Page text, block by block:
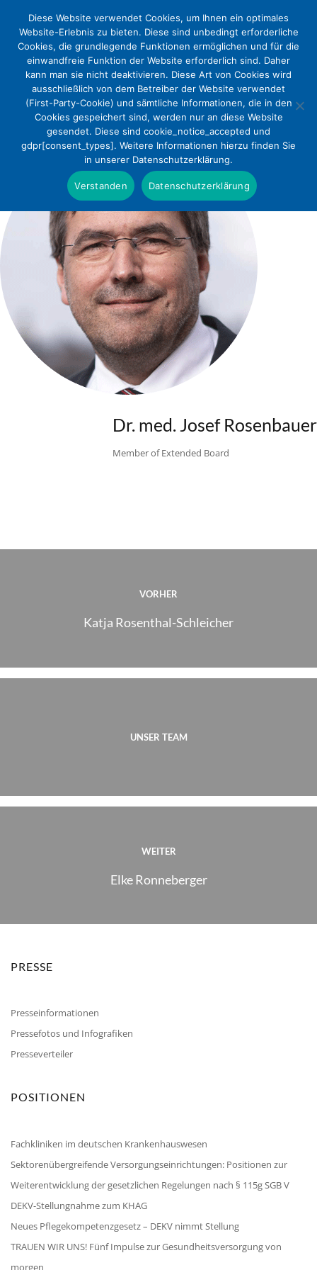
Dr. med. Josef Rosenbauer
Member of Extended Board
VORHER
Katja Rosenthal-Schleicher
UNSER TEAM
WEITER
Elke Ronneberger
PRESSE
Presseinformationen
Pressefotos und Infografiken
Presseverteiler
POSITIONEN
Fachkliniken im deutschen Krankenhauswesen
Sektorenübergreifende Versorgungseinrichtungen: Positionen zur
Weiterentwicklung der gesetzlichen Regelungen nach § 115g SGB V
DEKV-Stellungnahme zum KHAG
Neues Pflegekompetenzgesetz – DEKV nimmt Stellung
TRAUEN WIR UNS! Fünf Impulse zur Gesundheitsversorgung von
morgen
Diese Website verwendet Cookies, um Ihnen ein optimales
Website-Erlebnis zu bieten. Diese sind unbedingt erforderliche
Cookies, die grundlegende Funktionen ermöglichen und für die
einwandfreie Funktion der Website erforderlich sind. Daher
kann man sie nicht deaktivieren. Diese Art von Cookies wird
ausschließlich von dem Betreiber der Website verwendet
(First-Party-Cookie) und sämtliche Informationen, die in den
Cookies gespeichert sind, werden nur an diese Website
gesendet. Diese sind cookie_notice_accepted und
gdpr[consent_types]. Weitere Informationen hierzu finden Sie
in unserer Datenschutzerklärung.
Verstanden Datenschutzerklärung